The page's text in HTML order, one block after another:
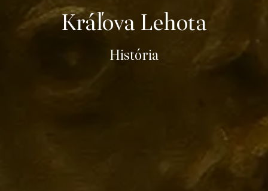
Kráľova Lehota
História